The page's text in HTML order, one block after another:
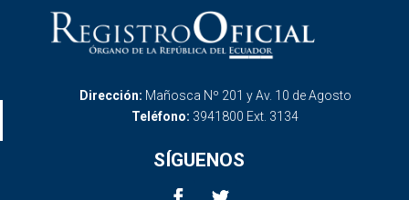
Dirección: Mañosca Nº 201 y Av. 10 de Agosto
Teléfono: 3941800 Ext. 3134
SÍGUENOS